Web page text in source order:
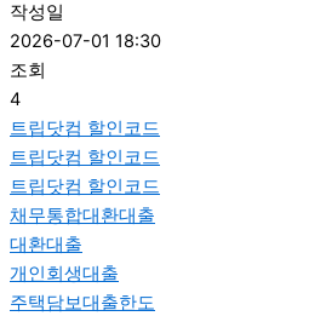
작성일
2026-07-01 18:30
조회
4
트립닷컴 할인코드
트립닷컴 할인코드
트립닷컴 할인코드
채무통합대환대출
대환대출
개인회생대출
주택담보대출한도